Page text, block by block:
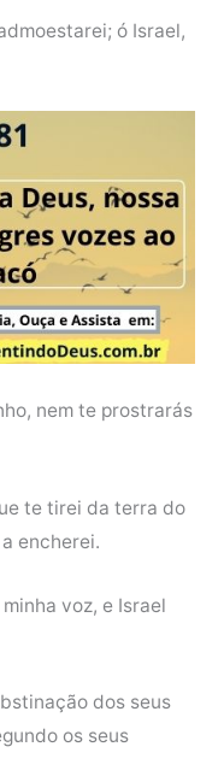
ó Israel,
nem te prostrarás
te tirei da terra do
encherei.
voz, e Israel
dos seus
os seus